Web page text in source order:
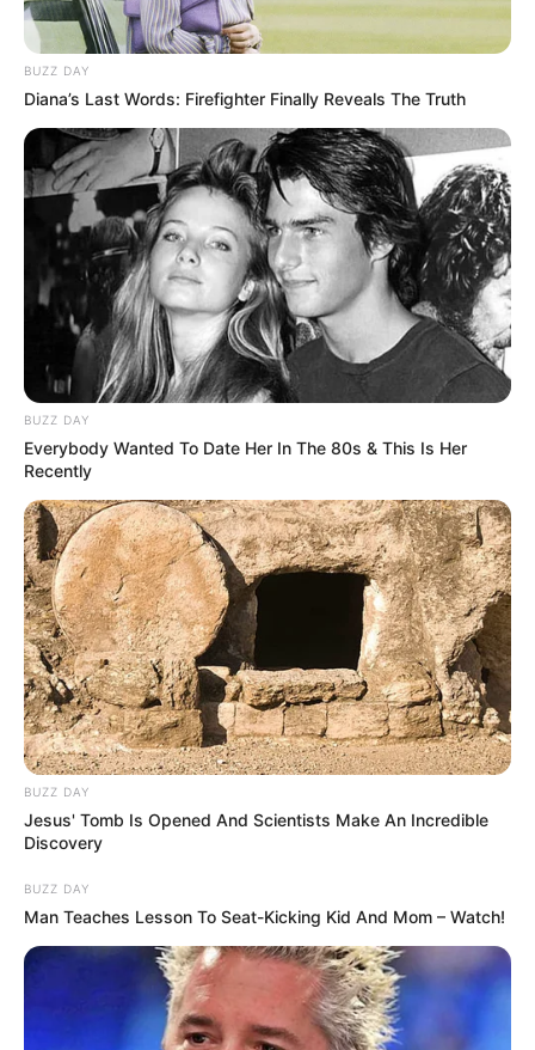
BUZZ DAY
Diana’s Last Words: Firefighter Finally Reveals The Truth
BUZZ DAY
Everybody Wanted To Date Her In The 80s & This Is Her
Recently
BUZZ DAY
Jesus' Tomb Is Opened And Scientists Make An Incredible
Discovery
BUZZ DAY
Man Teaches Lesson To Seat-Kicking Kid And Mom – Watch!